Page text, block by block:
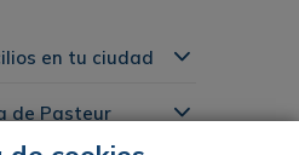
en tu ciudad
de Pasteur